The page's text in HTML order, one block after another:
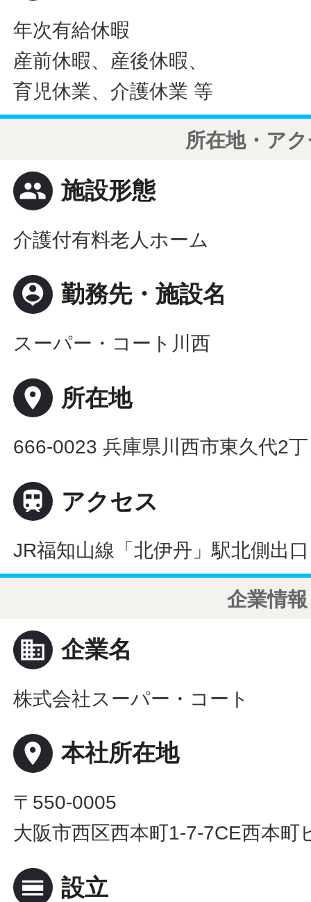
年次有給休暇
産前休暇、産後休暇、
育児休業、介護休業 等
所在地・ア
people 施設形態
介護付有料老人ホーム
person_pin 勤務先・施設名
スーパー・コート川西
place 所在地
666-0023 兵庫県川西市東久代2
 アクセス
JR福知山線「北伊丹」駅北側出
企業情報
business 企業名
株式会社スーパー・コート
place 本社所在地
〒550-0005
大阪市西区西本町1-7-7CE西本町
calendar_view_day 設立